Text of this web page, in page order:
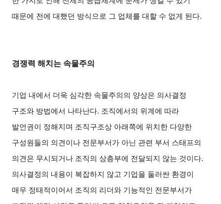
때문에 전에 대했던 방식으로 그 업체를 대할 수 없게 된다.
경쟁력 해치는 속물주의
기업 내에서 더욱 심각한 속물주의의 양상은 의사결정
구조와 방법에서 나타난다. 조직에서의 위계에 따라
발언권이 정해지며 조직구조상 아래쪽에 위치한 다양한
구성원들의 의견이나 전문부서가 아닌 관련 부서 스태프의
의견은 무시되거나 조직의 상층부에 전달되지 않는 것이다.
의사결정의 내용이 복잡하지 않고 기업을 둘러싼 환경이
매우 정태적이어서 조직의 리더와 기능적인 전문부서가